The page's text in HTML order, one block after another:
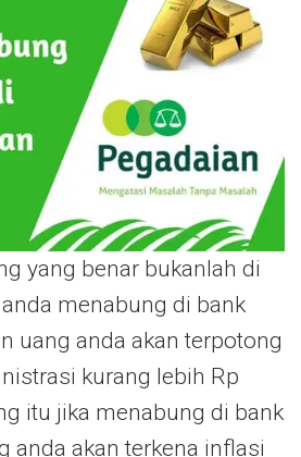
yang benar bukanlah di
menabung di bank
uang anda akan terpotong
kurang lebih Rp
itu jika menabung di bank
anda akan terkena inflasi